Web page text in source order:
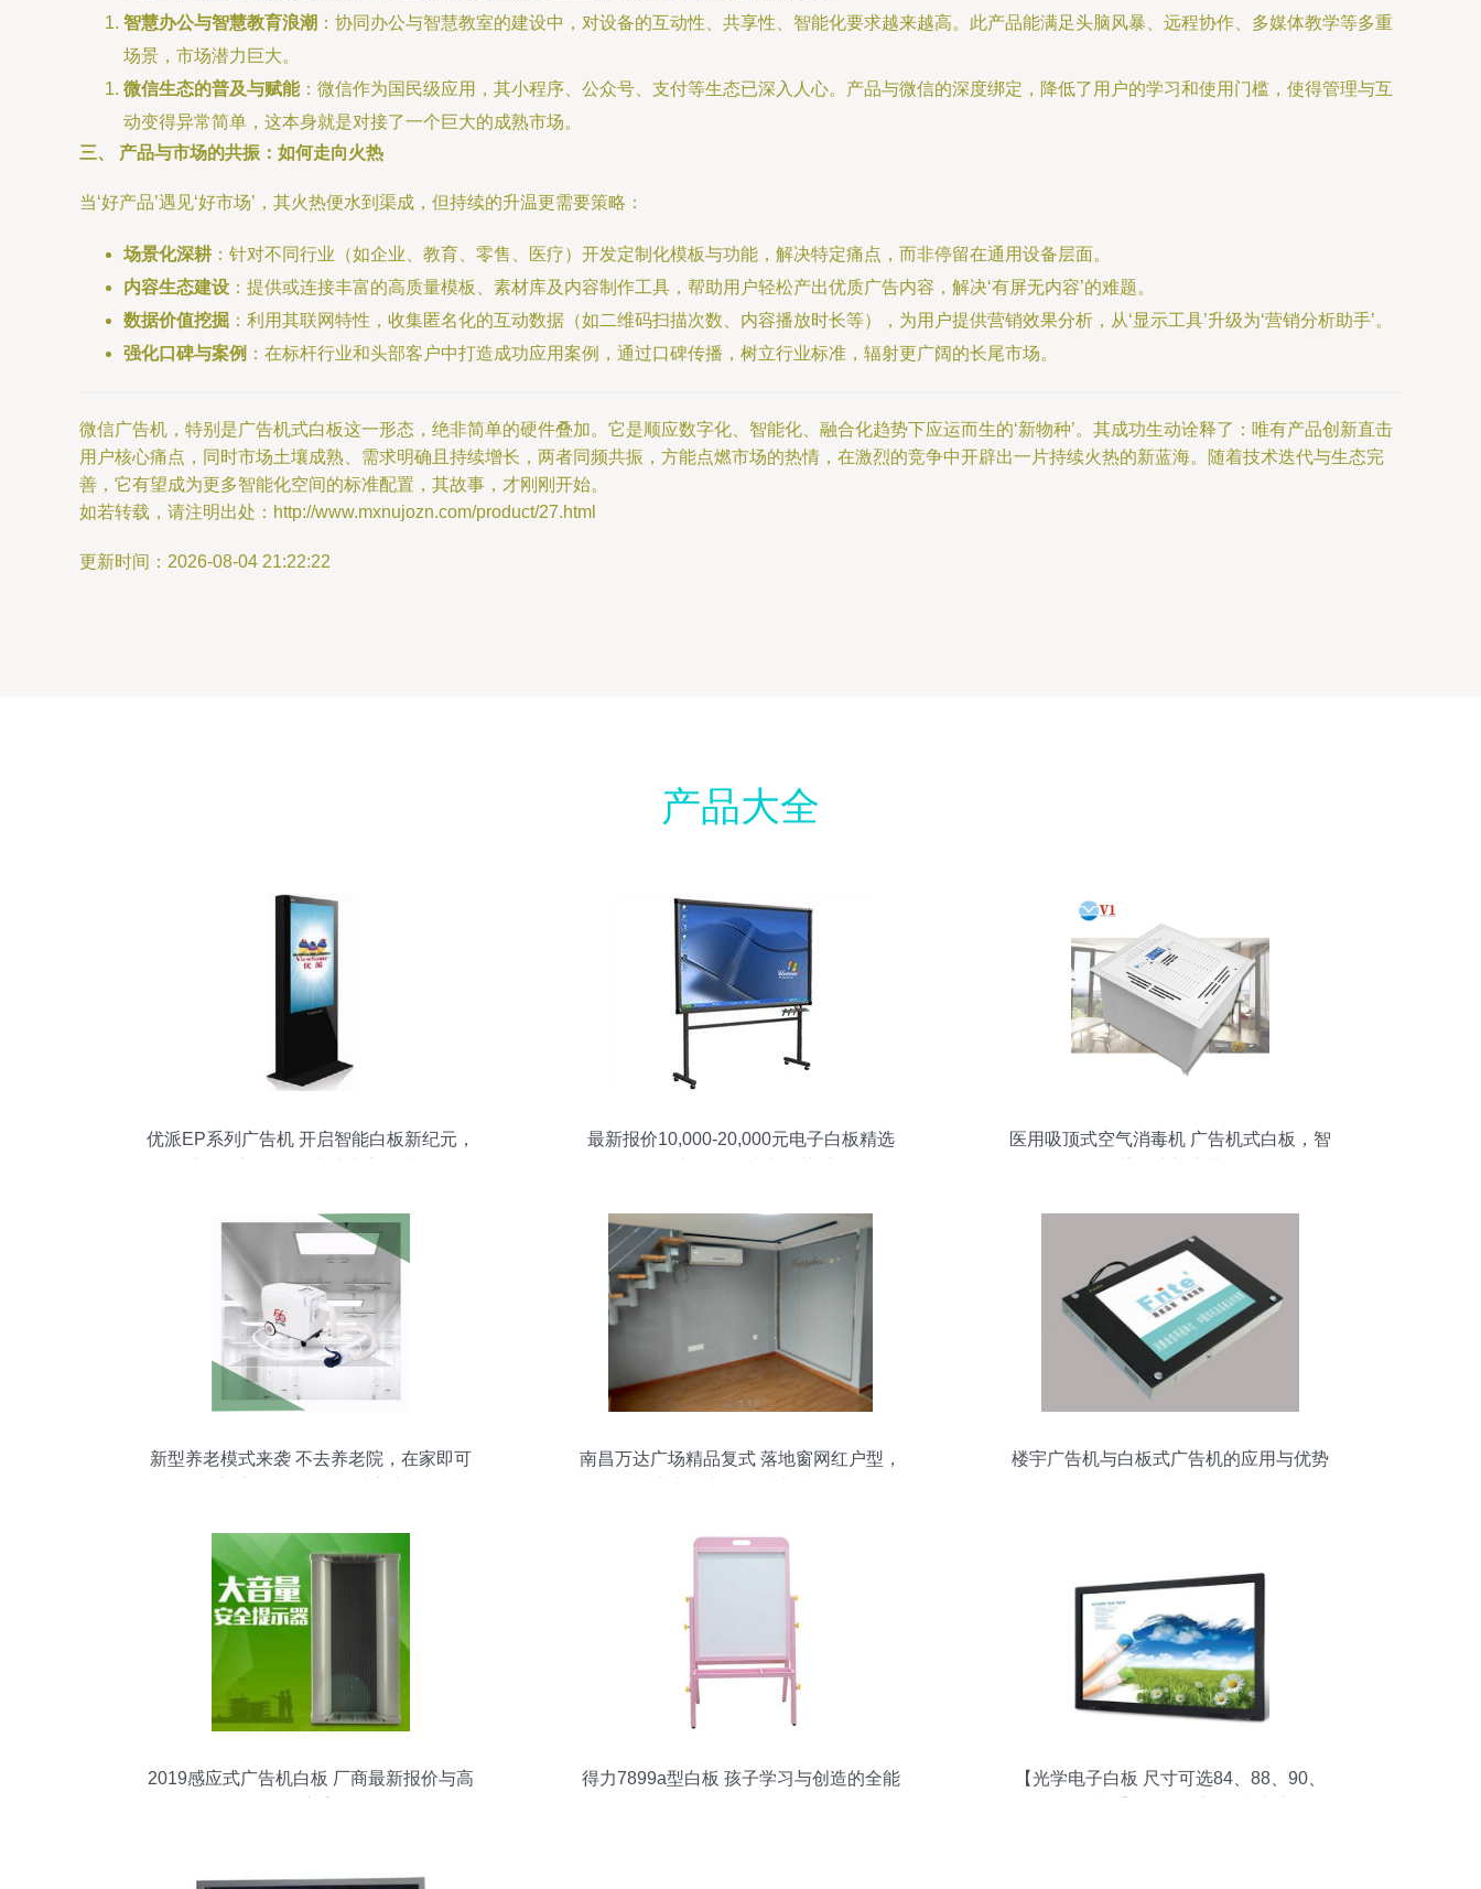
智慧办公与智慧教育浪潮 ：协同办公与智慧教室的建设中，对设备的互动性、共享性、智能化要求越来越高。此产品能满足头脑风暴、远程协作、多媒体教学等多重
场景，市场潜力巨大。
微信生态的普及与赋能：微信作为国民级应用，其小程序、公众号、支付等生态已深入人心。产品与微信的深度绑定，降低了用户的学习和使用门槛，使得管理与互
动变得异常简单，这本身就是对接了一个巨大的成熟市场。
三、 产品与市场的共振：如何走向火热
当‘好产品’遇见‘好市场’，其火热便水到渠成，但持续的升温更需要策略：
场景化深耕 ：针对不同行业（如企业、教育、零售、医疗）开发定制化模板与功能，解决特定痛点，而非停留在通用设备层面。
内容生态建设 ：提供或连接丰富的高质量模板、素材库及内容制作工具，帮助用户轻松产出优质广告内容，解决‘有屏无内容’的难题。
数据价值挖掘 ：利用其联网特性，收集匿名化的互动数据（如二维码扫描次数、内容播放时长等），为用户提供营销效果分析，从‘显示工具’升级为‘营销分析助手’。
强化口碑与案例 ：在标杆行业和头部客户中打造成功应用案例，通过口碑传播，树立行业标准，辐射更广阔的长尾市场。
微信广告机，特别是广告机式白板这一形态，绝非简单的硬件叠加。它是顺应数字化、智能化、融合化趋势下应运而生的‘新物种’。其成功生动诠释了：唯有产品创新直击
用户核心痛点，同时市场土壤成熟、需求明确且持续增长，两者同频共振，方能点燃市场的热情，在激烈的竞争中开辟出一片持续火热的新蓝海。随着技术迭代与生态完
善，它有望成为更多智能化空间的标准配置，其故事，才刚刚开始。
如若转载，请注明出处：http://www.mxnujozn.com/product/27.html
更新时间：2026-08-04 21:22:22
产品大全
优派EP系列广告机 开启智能白板新纪元，
最新报价10,000-20,000元电子白板精选
医用吸顶式空气消毒机 广告机式白板，智
新型养老模式来袭 不去养老院，在家即可
南昌万达广场精品复式 落地窗网红户型，
楼宇广告机与白板式广告机的应用与优势
2019感应式广告机白板 厂商最新报价与高
得力7899a型白板 孩子学习与创造的全能
【光学电子白板 尺寸可选84、88、90、